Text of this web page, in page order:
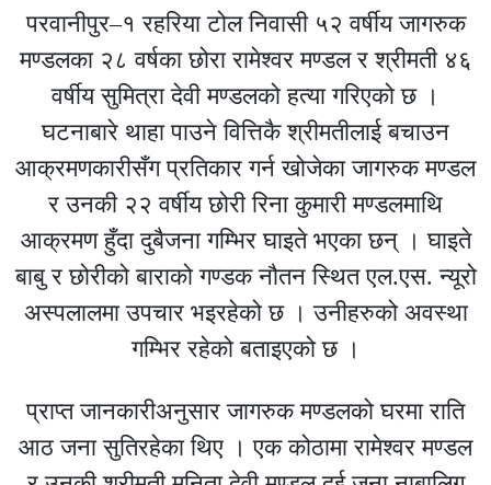
परवानीपुर–१ रहरिया टोल निवासी ५२ वर्षीय जागरुक
मण्डलका २८ वर्षका छोरा रामेश्वर मण्डल र श्रीमती ४६
वर्षीय सुमित्रा देवी मण्डलको हत्या गरिएको छ ।
घटनाबारे थाहा पाउने वित्तिकै श्रीमतीलाई बचाउन
आक्रमणकारीसँग प्रतिकार गर्न खोजेका जागरुक मण्डल
र उनकी २२ वर्षीय छोरी रिना कुमारी मण्डलमाथि
आक्रमण हुँदा दुबैजना गम्भिर घाइते भएका छन् । घाइते
बाबु र छोरीको बाराको गण्डक नौतन स्थित एल.एस. न्यूरो
अस्पलालमा उपचार भइरहेको छ । उनीहरुको अवस्था
गम्भिर रहेको बताइएको छ ।
प्राप्त जानकारीअनुसार जागरुक मण्डलको घरमा राति
आठ जना सुतिरहेका थिए । एक कोठामा रामेश्वर मण्डल